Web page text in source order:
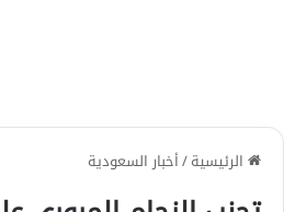
الرئيسية/أخبار السعودية